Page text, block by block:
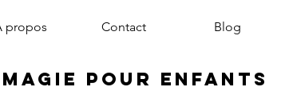
propos Contact Blog
pour enfants